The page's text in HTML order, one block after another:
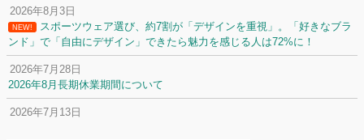
2026年8月3日
NEW!
スポーツウェア選び、約7割が「デザインを重視」。「好きなブラ
ンド」で「自由にデザイン」できたら魅力を感じる人は72%に！
2026年7月28日
2026年8月長期休業期間について
2026年7月13日